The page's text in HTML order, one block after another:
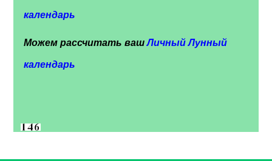
календарь
Можем рассчитать вашЛичный Лунный
календарь